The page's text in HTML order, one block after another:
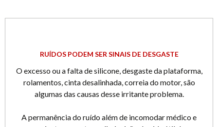
RUÍDOS PODEM SER SINAIS DE DESGASTE
O excesso ou a falta de silicone, desgaste da plataforma,
rolamentos, cinta desalinhada, correia do motor, são
algumas das causas desse irritante problema.
A permanência do ruído além de incomodar médico e